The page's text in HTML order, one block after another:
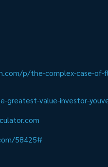
p/the-complex-case-of-
greatest-value-investor-
58425#